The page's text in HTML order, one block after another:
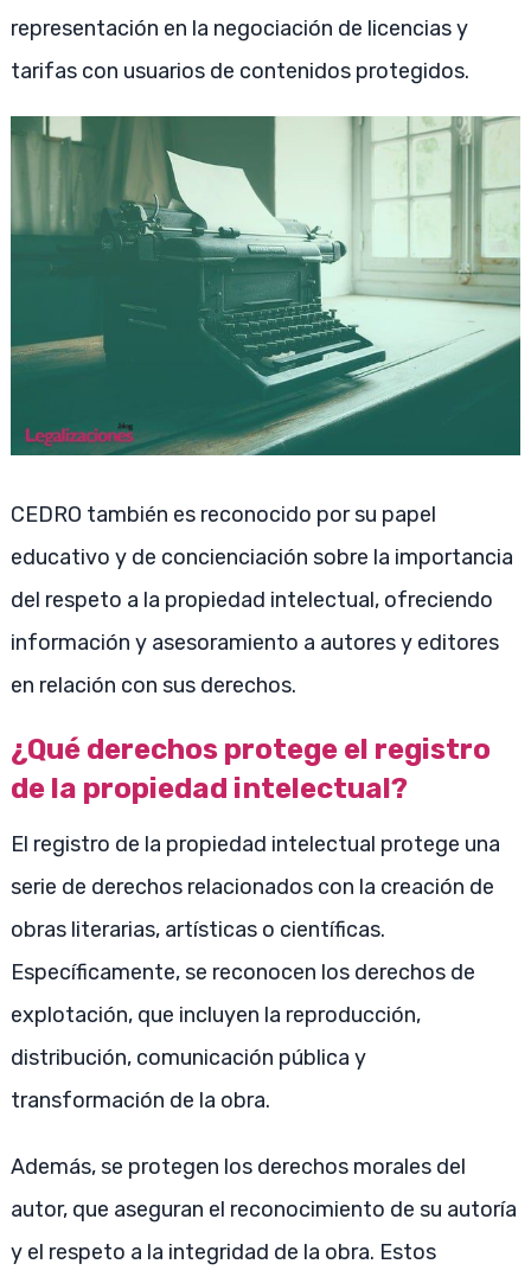
representación en la negociación de licencias y
tarifas con usuarios de contenidos protegidos.
CEDRO también es reconocido por su papel
educativo y de concienciación sobre la importancia
del respeto a la propiedad intelectual, ofreciendo
información y asesoramiento a autores y editores
en relación con sus derechos.
¿Qué derechos protege el registro
de la propiedad intelectual?
El registro de la propiedad intelectual protege una
serie de derechos relacionados con la creación de
obras literarias, artísticas o científicas.
Específicamente, se reconocen los derechos de
explotación, que incluyen la reproducción,
distribución, comunicación pública y
transformación de la obra.
Además, se protegen los derechos morales del
autor, que aseguran el reconocimiento de su autoría
y el respeto a la integridad de la obra. Estos